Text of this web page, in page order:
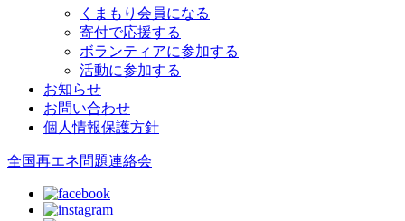
くまもり会員になる
寄付で応援する
ボランティアに参加する
活動に参加する
お知らせ
お問い合わせ
個人情報保護方針
全国再エネ問題連絡会